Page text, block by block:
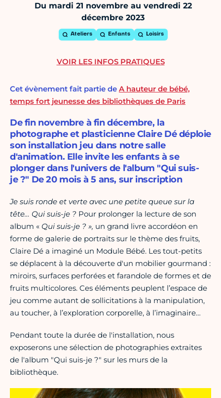
Du mardi 21 novembre au vendredi 22
décembre 2023
Ateliers Enfants Loisirs
Cet évènement fait partie de A hauteur de bébé,
temps fort jeunesse des bibliothèques de Paris
De fin novembre à fin décembre, la
photographe et plasticienne Claire Dé déploie
son installation jeu dans notre salle
d'animation. Elle invite les enfants à se
plonger dans l'univers de l'album "Qui suis-
je ?" De 20 mois à 5 ans, sur inscription
Je suis ronde et verte avec une petite queue sur la
tête… Qui suis-je ? Pour prolonger la lecture de son
album « Qui suis-je ? », un grand livre accordéon en
forme de galerie de portraits sur le thème des fruits,
Claire Dé a imaginé un Module Bébé. Les tout-petits
se déplacent à la découverte d'un mobilier gourmand :
miroirs, surfaces perforées et farandole de formes et de
fruits multicolores. Ces éléments peuplent l’espace de
jeu comme autant de sollicitations à la manipulation,
au toucher, à l’exploration corporelle, à l’imaginaire…
Pendant toute la durée de l'installation, nous
exposerons une sélection de photographies extraites
de l'album "Qui suis-je ?" sur les murs de la
bibliothèque.
VOIR LES INFOS PRATIQUES